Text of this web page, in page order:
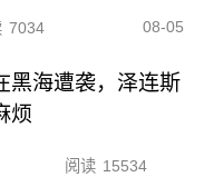
7034 08-05
黑海遭袭，泽连斯
烦
阅读 15534